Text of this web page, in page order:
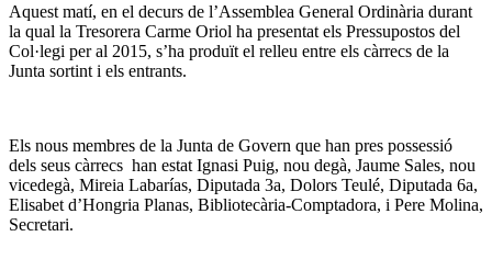
Aquest matí, en el decurs de l’Assemblea General Ordinària durant
la qual la Tresorera Carme Oriol ha presentat els Pressupostos del
Col·legi per al 2015, s’ha produït el relleu entre els càrrecs de la
Junta sortint i els entrants.
Els nous membres de la Junta de Govern que han pres possessió
dels seus càrrecs han estat Ignasi Puig, nou degà, Jaume Sales, nou
vicedegà, Mireia Labarías, Diputada 3a, Dolors Teulé, Diputada 6a,
Elisabet d’Hongria Planas, Bibliotecària-Comptadora, i Pere Molina,
Secretari.